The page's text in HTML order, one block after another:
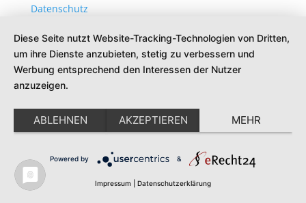
Datenschutz
Diese Seite nutzt Website-Tracking-Technologien von Dritten,
um ihre Dienste anzubieten, stetig zu verbessern und
Werbung entsprechend den Interessen der Nutzer
anzuzeigen.
ABLEHNEN AKZEPTIEREN MEHR
Powered by &
Impressum Datenschutzerklärung